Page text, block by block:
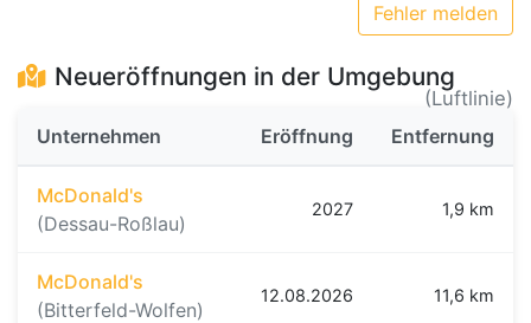
Fehler melden
Neueröffnungen in der Umgebung
(Luftlinie)
Unternehmen
Eröffnung Entfernung
McDonald's
(Dessau-Roßlau)
2027 1,9 km
McDonald's
(Bitterfeld-Wolfen)
12.08.2026 11,6 km